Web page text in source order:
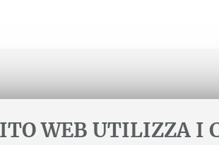
WEB UTILIZZA I